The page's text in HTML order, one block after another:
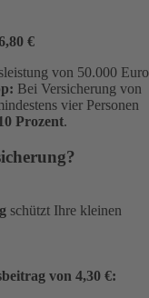
€
von 50.000 Euro
Bei Versicherung von
vier Personen
Prozent.
schützt Ihre kleinen
von 4,30 €: